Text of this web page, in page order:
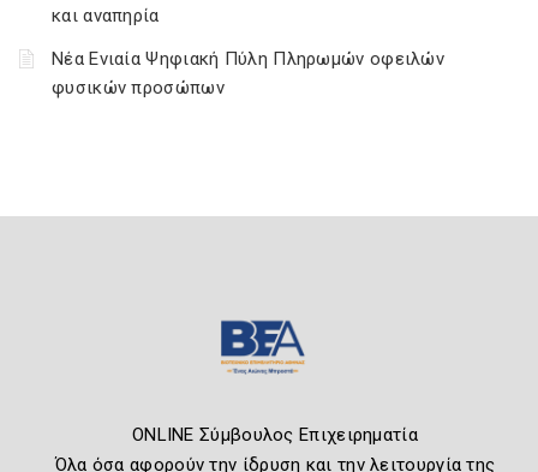
και αναπηρία
Νέα Ενιαία Ψηφιακή Πύλη Πληρωμών οφειλών
φυσικών προσώπων
ONLINE Σύμβουλος Επιχειρηματία
Όλα όσα αφορούν την ίδρυση και την λειτουργία της